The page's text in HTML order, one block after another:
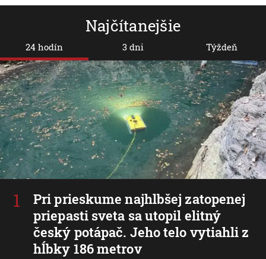
Najčítanejšie
24 hodín
Pri prieskume najhlbšej zatopenej
priepasti sveta sa utopil elitný
český potápač. Jeho telo vytiahli z
hĺbky 186 metrov
3 dni Týždeň